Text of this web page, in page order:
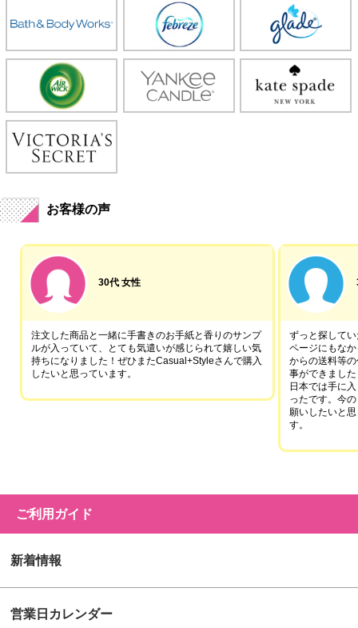
お客様の声
30代 女性
注文した商品と一緒に手書きのお手紙と香りのサンプ
ルが入っていて、とても気遣いが感じられて嬉しい気
持ちになりました！ぜひまたCasual+Styleさんで購入
したいと思っています。
ずっと探して
ページにもな
からの送料等
事ができました
日本では手に
ったです。今
願いしたいと
す。
ご利用ガイド
新着情報
営業日カレンダー